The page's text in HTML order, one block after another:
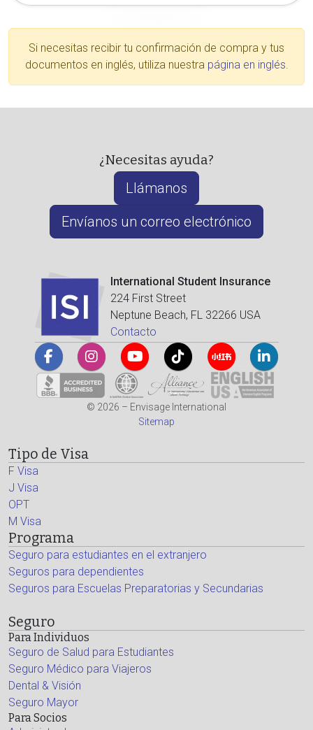
Si necesitas recibir tu confirmación de compra y tus
documentos en inglés, utiliza nuestra página en inglés.
¿Necesitas ayuda?
Llámanos
Envíanos un correo electrónico
International Student Insurance
224 First Street
Neptune Beach, FL 32266 USA
Contacto
© 2026 – Envisage International
Sitemap
Tipo de Visa
F Visa
J Visa
OPT
M Visa
Programa
Seguro para estudiantes en el extranjero
Seguros para dependientes
Seguros para Escuelas Preparatorias y Secundarias
Seguro
Para Individuos
Seguro de Salud para Estudiantes
Seguro Médico para Viajeros
Dental & Visión
Seguro Mayor
Para Socios